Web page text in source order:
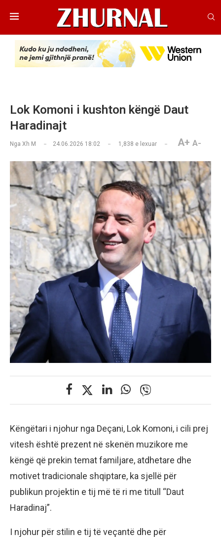
Lok Komoni i kushton këngë Daut
Haradinajt
Nga Xh M 24.06.2026 18:02 1,838 e lexuar A+ A-
Këngëtari i njohur nga Deçani, Lok Komoni, i cili prej
vitesh është prezent në skenën muzikore me
këngë që prekin temat familjare, atdhetare dhe
motivet tradicionale shqiptare, ka sjellë për
publikun projektin e tij më të ri me titull “Daut
Haradinaj”.
I njohur për stilin e tij të veçantë dhe për